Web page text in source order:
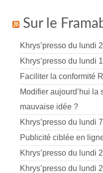
Sur le
Khrys’presso du lundi
Khrys’presso du lundi
Faciliter la conformité
Modifier aujourd’hui la
mauvaise idée ?
Khrys’presso du lundi
Publicité ciblée en
Khrys’presso du lundi
Khrys’presso du lundi